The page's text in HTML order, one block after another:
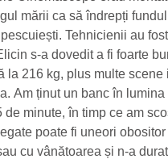
mării ca să îndrepți
Tehnicienii au
s-a dovedit a fi foarte
la 216 kg, plus multe
Am ținut un banc în
minute, în timp ce am
poate fi uneori
cu vânătoarea și n-a